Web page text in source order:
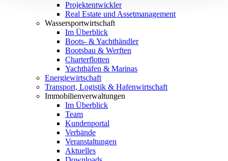
Projektentwickler
Real Estate und Assetmanagement
Wassersportwirtschaft
Im Überblick
Boots- & Yachthändler
Bootsbau & Werften
Charterflotten
Yachthäfen & Marinas
Energiewirtschaft
Transport, Logistik & Hafenwirtschaft
Immobilienverwaltungen
Im Überblick
Team
Kundenportal
Verbände
Veranstaltungen
Aktuelles